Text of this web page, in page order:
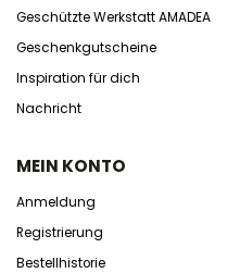
Geschützte Werkstatt AMADEA
Geschenkgutscheine
Inspiration für dich
Nachricht
MEIN KONTO
Anmeldung
Registrierung
Bestellhistorie